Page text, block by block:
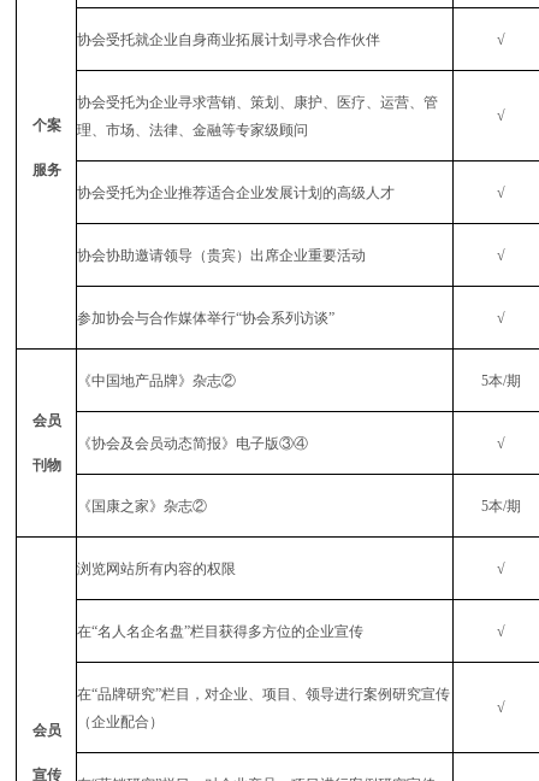
个案
服务
协会受托就企业自身商业拓展计划寻求合作伙伴 √
协会受托为企业寻求营销、策划、康护、医疗、运营、管
理、市场、法律、金融等专家级顾问
√
协会受托为企业推荐适合企业发展计划的高级人才 √
协会协助邀请领导（贵宾）出席企业重要活动 √
参加协会与合作媒体举行“协会系列访谈” √
会员
刊物
《中国地产品牌》杂志② 5本/期
《协会及会员动态简报》电子版③④ √
《国康之家》杂志② 5本/期
会员
宣传
浏览网站所有内容的权限 √
在“名人名企名盘”栏目获得多方位的企业宣传 √
在“品牌研究”栏目，对企业、项目、领导进行案例研究宣传
（企业配合）
√